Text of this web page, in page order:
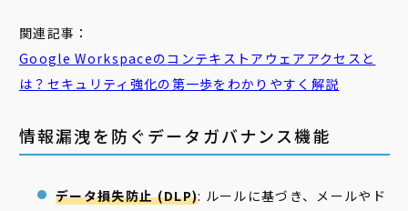
関連記事：
Google Workspaceのコンテキストアウェアアクセス と
は？セキュリティ強化の第一歩をわかりやすく解説
情報漏洩を防ぐデータガバナンス機能
データ損失防止 (DLP): ルールに基づき、メールやド